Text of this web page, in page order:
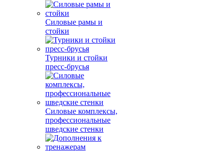
Силовые рамы и
стойки
Турники и стойки
пресс-брусья
Силовые комплексы,
профессиональные
шведские стенки